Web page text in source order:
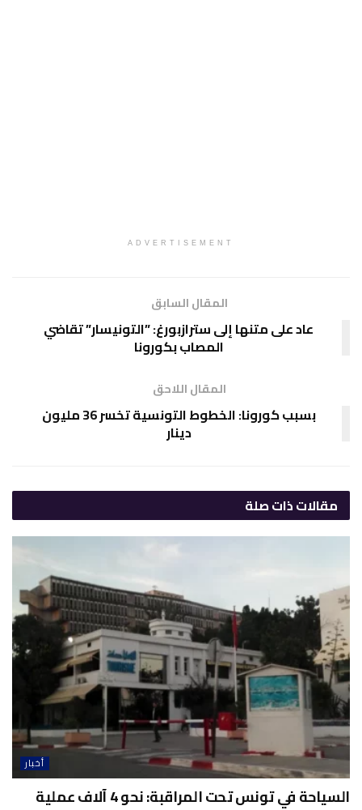
ADVERTISEMENT
المقال السابق
عاد على متنها إلى سترازبورغ: ”التونيسار” تقاضي
المصاب بكورونا
المقال اللاحق
بسبب كورونا: الخطوط التونسية تخسر 36 مليون
دينار
مقالاتذات صلة
أخبار
السياحة في تونس تحت المراقبة: نحو 4 آلاف عملية